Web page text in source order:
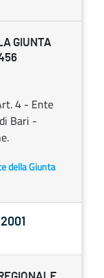
GIUNTA
4 - Ente
Bari -
della Giunta